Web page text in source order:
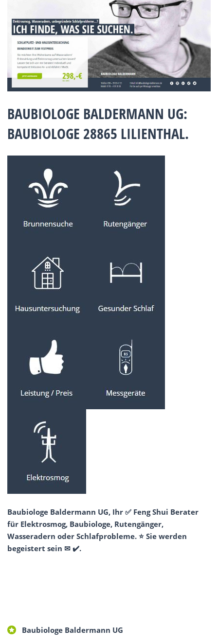
BAUBIOLOGE BALDERMANN UG:
BAUBIOLOGE 28865 LILIENTHAL.
Baubiologe Baldermann UG, Ihr ✅ Feng Shui Berater
für Elektrosmog, Baubiologe, Rutengänger,
Wasseradern oder Schlafprobleme. ⭐ Sie werden
begeistert sein ✉ ✔️.
Baubiologe Baldermann UG